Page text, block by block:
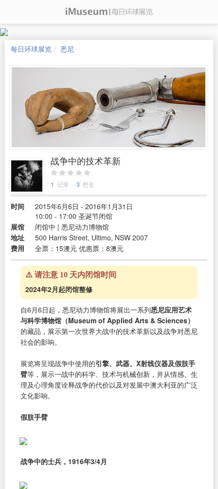
每日环球展览 悉尼
战争中的技术革新
1 记录 3 想去
时间
2015年6月6日 - 2016年1月31日
10:00 - 17:00 圣诞节闭馆
展馆
闭馆中 | 悉尼动力博物馆
地址
500 Harris Street, Ultimo, NSW 2007
费用
全票：15澳元 优惠票：8澳元
⚠️ 请注意 10 天内闭馆时间
2024年2月起闭馆整修
自6月6日起，悉尼动力博物馆将展出一系列悉尼应用艺术
与科学博物馆（Museum of Applied Arts & Sciences）
的藏品，展示第一次世界大战中的技术革新以及战争对悉尼
社会的影响。
展览将呈现战争中使用的引擎、武器、X射线仪器及假肢手
臂等，展示一战中的科学、技术与机械创新，并从情感、生
理及心理角度诠释战争的代价以及对发展中澳大利亚的广泛
文化影响。
假肢手臂
战争中的士兵，1916年3/4月